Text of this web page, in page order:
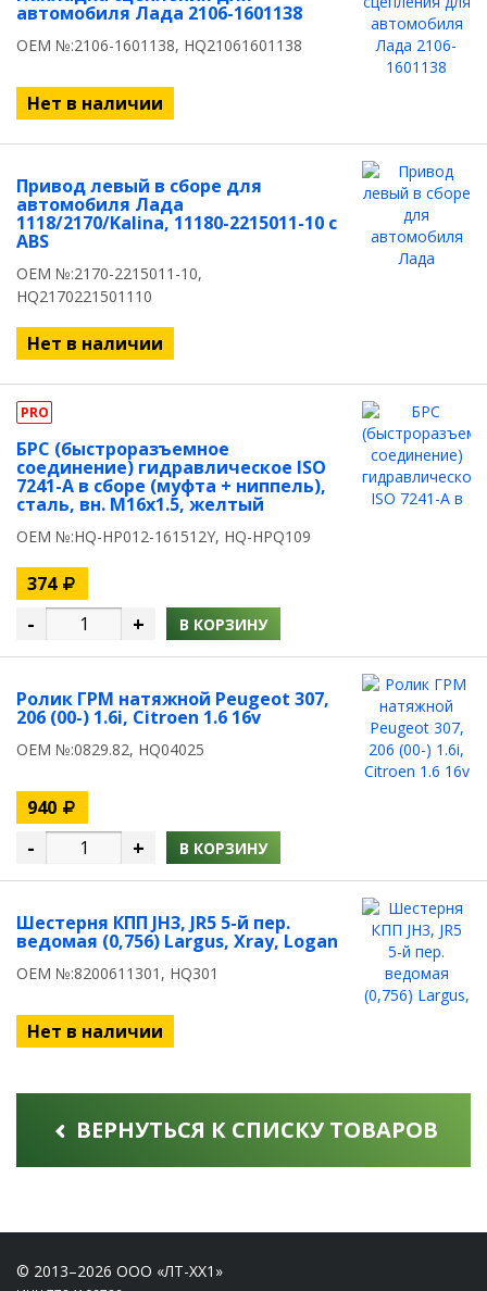
автомобиля Лада 2106-1601138
OEM №:2106-1601138, HQ21061601138
Нет в наличии
Привод левый в сборе для
автомобиля Лада
1118/2170/Kalina, 11180-2215011-10 с
ABS
OEM №:2170-2215011-10,
HQ2170221501110
Нет в наличии
PRO
БРС (быстроразъемное
соединение) гидравлическое ISO
7241-A в сборе (муфта + ниппель),
сталь, вн. M16х1.5, желтый
OEM №:HQ-HP012-161512Y, HQ-HPQ109
374
- + В КОРЗИНУ
Ролик ГРМ натяжной Peugeot 307,
206 (00-) 1.6i, Citroen 1.6 16v
OEM №:0829.82, HQ04025
940
- + В КОРЗИНУ
Шестерня КПП JH3, JR5 5-й пер.
ведомая (0,756) Largus, Xray, Logan
OEM №:8200611301, HQ301
Нет в наличии
ВЕРНУТЬСЯ К СПИСКУ ТОВАРОВ
© 2013–2026 ООО «ЛТ-ХХ1»